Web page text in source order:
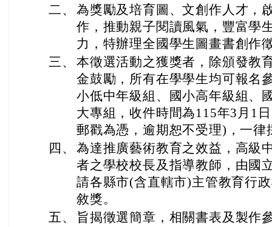
二、 為獎勵及培育圖、文創作人才，
作，推動親子閱讀風氣，豐富學
力，特辦理全國學生圖畫書創作
三、 本徵選活動之獲獎者，除頒發教
金鼓勵，所有在學學生均可報名
小低中年級組、國小高年級組、
大專組，收件時間為115年3月1
郵戳為憑，逾期恕不受理)，一律
四、 為達推廣藝術教育之效益，高級
者之學校校長及指導教師，由國
請各縣市(含直轄市)主管教育行
敘獎。
五、
旨揭徵選簡章，相關書表及製作